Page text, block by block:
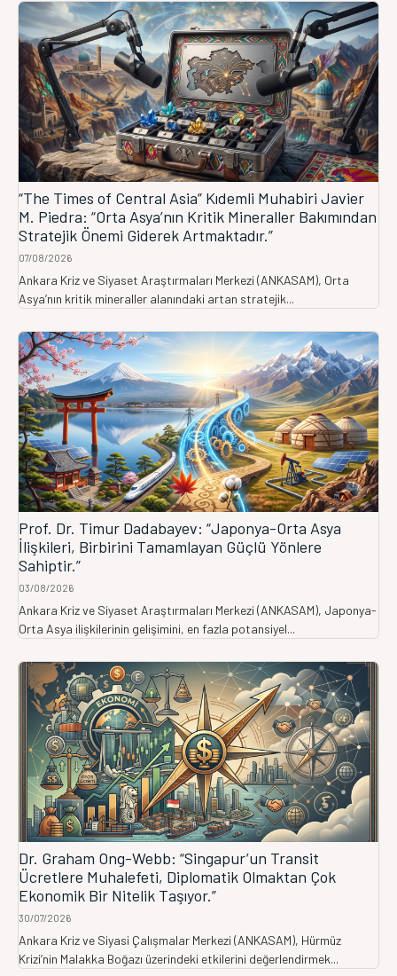
“The Times of Central Asia” Kıdemli Muhabiri Javier
M. Piedra: “Orta Asya’nın Kritik Mineraller Bakımından
Stratejik Önemi Giderek Artmaktadır.”
07/08/2026
Ankara Kriz ve Siyaset Araştırmaları Merkezi (ANKASAM), Orta
Asya’nın kritik mineraller alanındaki artan stratejik...
Prof. Dr. Timur Dadabayev: “Japonya-Orta Asya
İlişkileri, Birbirini Tamamlayan Güçlü Yönlere
Sahiptir.”
03/08/2026
Ankara Kriz ve Siyaset Araştırmaları Merkezi (ANKASAM), Japonya-
Orta Asya ilişkilerinin gelişimini, en fazla potansiyel...
Dr. Graham Ong-Webb: “Singapur’un Transit
Ücretlere Muhalefeti, Diplomatik Olmaktan Çok
Ekonomik Bir Nitelik Taşıyor.”
30/07/2026
Ankara Kriz ve Siyasi Çalışmalar Merkezi (ANKASAM), Hürmüz
Krizi’nin Malakka Boğazı üzerindeki etkilerini değerlendirmek...